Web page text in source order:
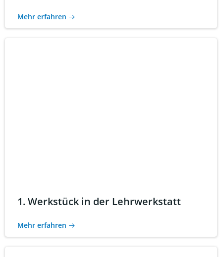
Mehr erfahren
1. Werkstück in der Lehrwerkstatt
Mehr erfahren